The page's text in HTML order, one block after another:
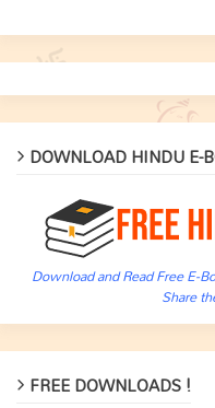
DOWNLOAD HINDU E-
Download and Read Free E-
Share
FREE DOWNLOADS !